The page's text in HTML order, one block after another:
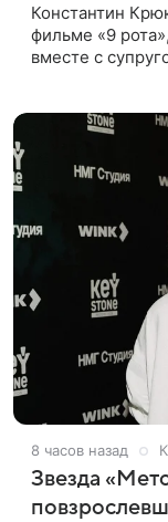
Константин
фильме «9
вместе с
8 часов назад
Звезда